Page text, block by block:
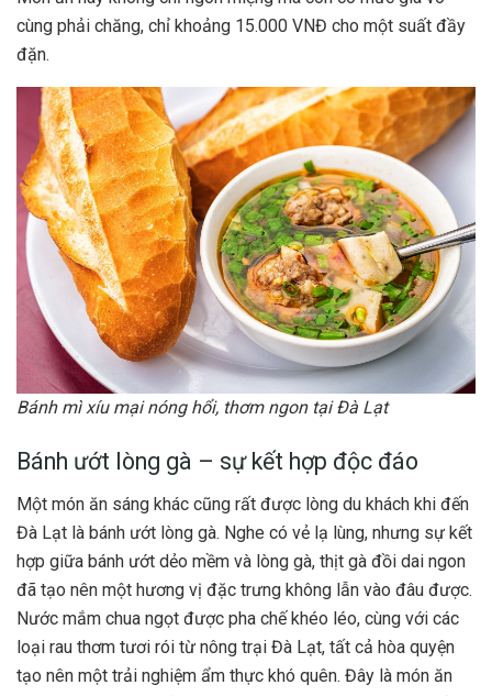
cùng phải chăng, chỉ khoảng 15.000 VNĐ cho một suất đầy
đặn.
Bánh mì xíu mại nóng hổi, thơm ngon tại Đà Lạt
Bánh ướt lòng gà – sự kết hợp độc đáo
Một món ăn sáng khác cũng rất được lòng du khách khi đến
Đà Lạt là bánh ướt lòng gà. Nghe có vẻ lạ lùng, nhưng sự kết
hợp giữa bánh ướt dẻo mềm và lòng gà, thịt gà đồi dai ngon
đã tạo nên một hương vị đặc trưng không lẫn vào đâu được.
Nước mắm chua ngọt được pha chế khéo léo, cùng với các
loại rau thơm tươi rói từ nông trại Đà Lạt, tất cả hòa quyện
tạo nên một trải nghiệm ẩm thực khó quên. Đây là món ăn